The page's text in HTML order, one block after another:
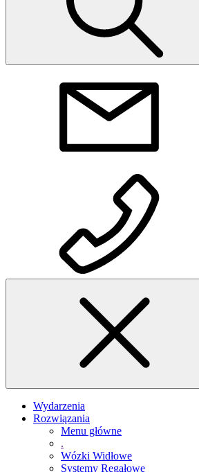
Wydarzenia
Rozwiązania
Menu główne
.
Wózki Widłowe
Systemy Regałowe